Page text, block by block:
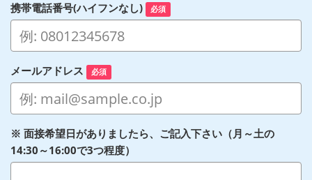
携帯電話番号(ハイフンなし) 必須
メールアドレス 必須
※ 面接希望日がありましたら、ご記入下さい（月～土の
14:30～16:00で3つ程度）